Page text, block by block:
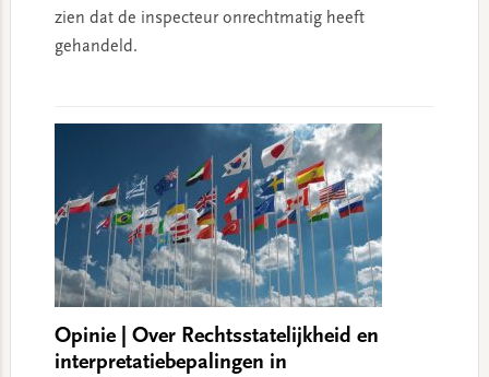
zien dat de inspecteur onrechtmatig heeft
gehandeld.
Opinie | Over Rechtsstatelijkheid en
interpretatiebepalingen in